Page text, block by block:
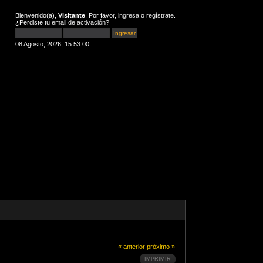
Bienvenido(a), Visitante . Por favor, ingresa o regístrate
¿Perdiste tu email de activación?
08 Agosto, 2026, 15:53:00
« anterior próximo »
IMPRIMIR